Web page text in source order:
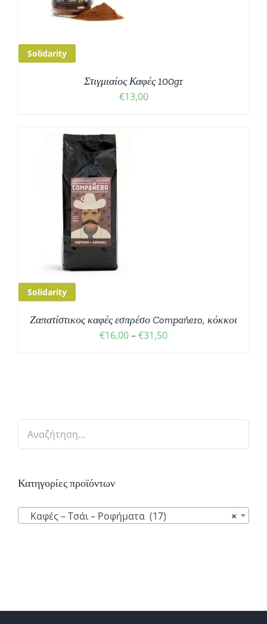
Solidarity
Στιγμιαίος Καφές 100gr
€13,00
Solidarity
Ζαπατίστικος καφές εσπρέσο Compaňero, κόκκοι
€16,00–€31,50Price
Κατηγορίες προϊόντων
×
Καφές – Τσάι – Ροφήματα (17)